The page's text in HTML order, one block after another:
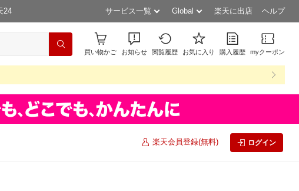
24 サービス一覧 Global 楽天に出店 ヘルプ
買い物かご お知らせ 閲覧履歴 お気に入り 購入履歴 myクーポン
楽天会員登録(無料) ログイン